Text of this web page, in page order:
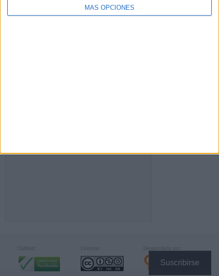
MÁS OPCIONES
Suscribirse
SIGUE NUESTROS TABLEROS EN